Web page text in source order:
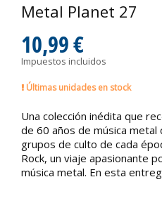
Metal Planet 27
10,99 €
Impuestos incluidos
Últimas unidades en stock
Una colección inédita que
de 60 años de música
grupos de culto de cada
Rock, un viaje apasionante
música metal. En esta